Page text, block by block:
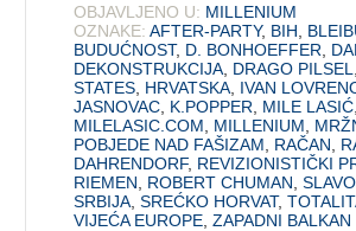
OBJAVLJENO U: MILLENIUM
OZNAKE: AFTER-PARTY, BIH
BUDUĆNOST, D. BONHOEFFER
DEKONSTRUKCIJA DRAGO PILSEL
STATES HRVATSKA IVAN
JASNOVAC K.POPPER MILE LASIĆ
MILELASIC.COM
MILLENIUM
POBJEDE NAD FAŠIZAM
RAČAN
DAHRENDORF, REVIZIONISTIČKI
RIEMEN
ROBERT CHUMAN ,
SRBIJA ,SREĆKO HORVAT,
VIJEĆA EUROPE ,ZAPADNI BALKAN